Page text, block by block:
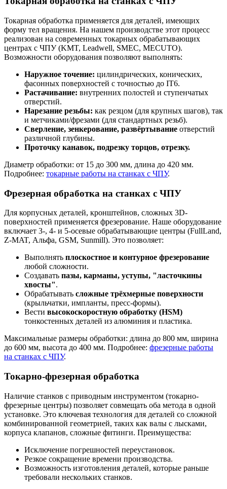
Токарная обработка применяется для деталей, имеющих
форму тел вращения. На нашем производстве этот процесс
реализован на современных токарных обрабатывающих
центрах с ЧПУ (KMT, Leadwell, SMEC, MECUTO).
Возможности оборудования позволяют выполнять:
Наружное точение: цилиндрических, конических,
фасонных поверхностей с точностью до IT6.
Растачивание: внутренних полостей и ступенчатых
отверстий.
Нарезание резьбы: как резцом (для крупных шагов), так
и метчиками/фрезами (для стандартных резьб).
Сверление, зенкерование, развёртывание отверстий
различной глубины.
Проточку канавок, подрезку торцов, отрезку.
Диаметр обработки: от 15 до 300 мм, длина до 420 мм.
Подробнее: токарные работы на станках с ЧПУ.
Фрезерная обработка на станках с ЧПУ
Для корпусных деталей, кронштейнов, сложных 3D-
поверхностей применяется фрезерование. Наше оборудование
включает 3-, 4- и 5-осевые обрабатывающие центры (FullLand,
Z-MAT, Альфа, GSM, Sunmill). Это позволяет:
Выполнять плоскостное и контурное фрезерование
любой сложности.
Создавать пазы, карманы, уступы, "ласточкины
хвосты".
Обрабатывать сложные трёхмерные поверхности
(крыльчатки, импланты, пресс-формы).
Вести высокоскоростную обработку (HSM)
тонкостенных деталей из алюминия и пластика.
Максимальные размеры обработки: длина до 800 мм, ширина
до 600 мм, высота до 400 мм. Подробнее: фрезерные работы
на станках с ЧПУ.
Токарно-фрезерная обработка
Наличие станков с приводным инструментом (токарно-
фрезерные центры) позволяет совмещать оба метода в одной
установке. Это ключевая технология для деталей со сложной
комбинированной геометрией, таких как валы с лысками,
корпуса клапанов, сложные фитинги. Преимущества:
Исключение погрешностей переустановок.
Резкое сокращение времени производства.
Возможность изготовления деталей, которые раньше
требовали нескольких станков.